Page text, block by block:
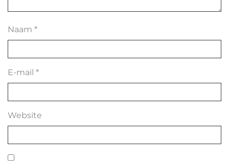
Naam *
E-mail *
Website